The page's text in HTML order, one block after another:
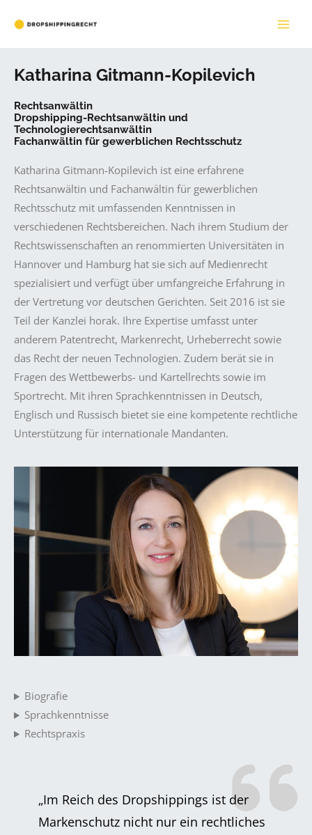
Inhalt
Katharina Gitmann-Kopilevich
Rechtsanwältin
Dropshipping-Rechtsanwältin und
Technologierechtsanwältin
Fachanwältin für gewerblichen Rechtsschutz
Katharina Gitmann-Kopilevich ist eine erfahrene
Rechtsanwältin und Fachanwältin für gewerblichen
Rechtsschutz mit umfassenden Kenntnissen in
verschiedenen Rechtsbereichen. Nach ihrem Studium der
Rechtswissenschaften an renommierten Universitäten in
Hannover und Hamburg hat sie sich auf Medienrecht
spezialisiert und verfügt über umfangreiche Erfahrung in
der Vertretung vor deutschen Gerichten. Seit 2016 ist sie
Teil der Kanzlei horak. Ihre Expertise umfasst unter
anderem Patentrecht, Markenrecht, Urheberrecht sowie
das Recht der neuen Technologien. Zudem berät sie in
Fragen des Wettbewerbs- und Kartellrechts sowie im
Sportrecht. Mit ihren Sprachkenntnissen in Deutsch,
Englisch und Russisch bietet sie eine kompetente rechtliche
Unterstützung für internationale Mandanten.
Biografie
Sprachkenntnisse
Rechtspraxis
„Im Reich des Dropshippings ist der
Markenschutz nicht nur ein rechtliches